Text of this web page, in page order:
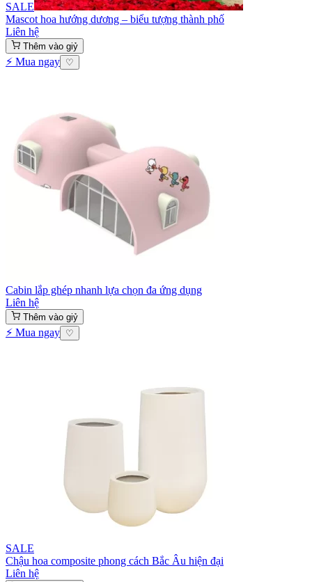
SALE
Mascot hoa hướng dương – biểu tượng thành phố
Liên hệ
Thêm vào giỷ
⚡ Mua ngay ♡
Cabin lắp ghép nhanh lựa chọn đa ứng dụng
Liên hệ
Thêm vào giỷ
⚡ Mua ngay ♡
SALE
Chậu hoa composite phong cách Bắc Âu hiện đại
Liên hệ